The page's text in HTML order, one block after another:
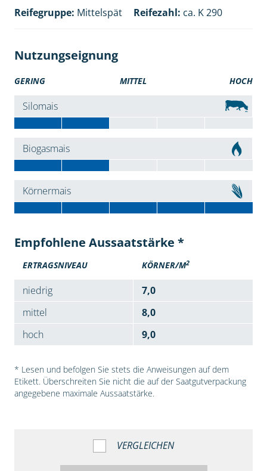
Reifegruppe: Mittelspät Reifezahl: ca. K 290
Nutzungseignung
GERING MITTEL HOCH
Silomais
Biogasmais
Körnermais
Empfohlene Aussaatstärke *
ERTRAGSNIVEAU KÖRNER/M2
niedrig
7,0
mittel
8,0
hoch
9,0
* Lesen und befolgen Sie stets die Anweisungen auf dem
Etikett. Überschreiten Sie nicht die auf der Saatgutverpackung
angegebene maximale Aussaatstärke.
VERGLEICHEN